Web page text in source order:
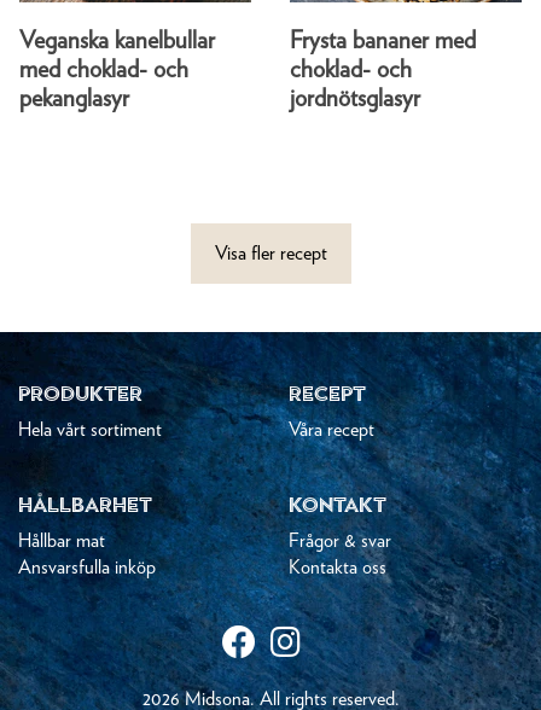
Veganska kanelbullar
med choklad- och
pekanglasyr
Frysta bananer med
choklad- och
jordnötsglasyr
Visa fler recept
PRODUKTER
Hela vårt sortiment
RECEPT
Våra recept
HÅLLBARHET
Hållbar mat
Ansvarsfulla inköp
KONTAKT
Frågor & svar
Kontakta oss
2026 Midsona. All rights reserved.